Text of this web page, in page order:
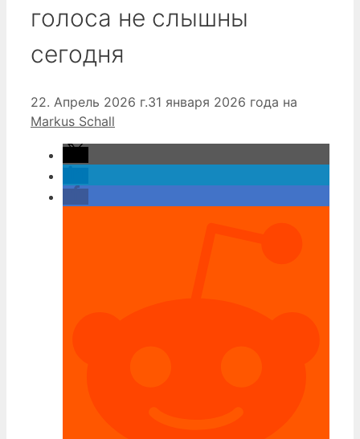
голоса не слышны
сегодня
22. Апрель 2026 г.31 января 2026 года на
Markus Schall